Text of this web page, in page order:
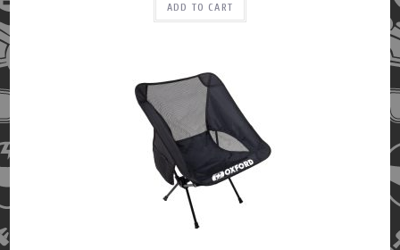
ADD TO CART